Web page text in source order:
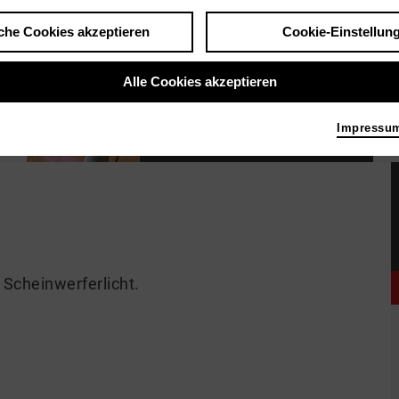
Cookies akzeptieren Cookie-
Alle Cookies akzeptieren